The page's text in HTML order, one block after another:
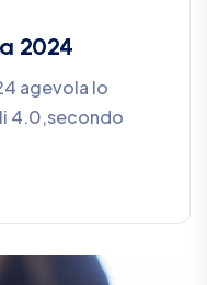
2024
agevola lo
4.0,secondo